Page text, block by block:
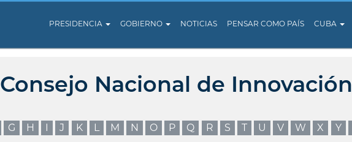
PRESIDENCIA GOBIERNO NOTICIAS PENSAR COMO PAÍS CUBA
Nacional de Innovación
G H I J K L M N O P Q R S T U V W X Y